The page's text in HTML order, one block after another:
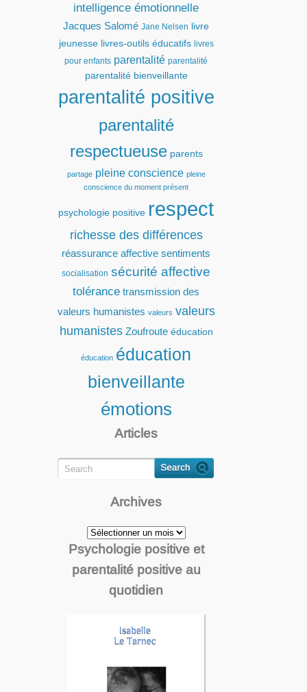
intelligence émotionnelle
Jacques Salomé Jane Nelsen
livre
jeunesse livres-outils éducatifs livres
pour enfants parentalité parentalité
parentalité bienveillante
parentalité positive
parentalité
respectueuse parents
partage pleine conscience pleine
conscience du moment présent
psychologie positive respect
richesse des différences
réassurance affective sentiments
socialisation sécurité affective
tolérance transmission des
valeurs humanistes valeurs valeurs
humanistes Zoufroute éducation
éducation éducation
bienveillante
émotions
Articles
Archives
Archives
Psychologie positive et
parentalité positive au
quotidien